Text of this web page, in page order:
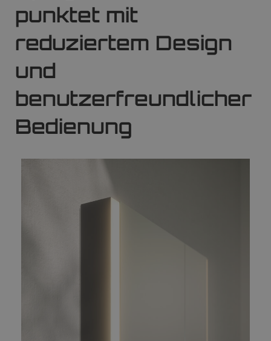
punktet mit
reduziertem Design
und
benutzerfreundlicher
Bedienung